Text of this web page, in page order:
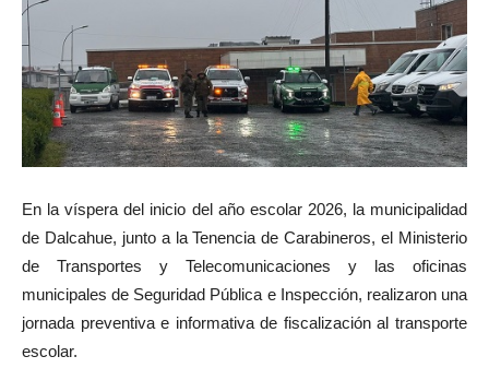
En la víspera del inicio del año escolar 2026, la municipalidad
de Dalcahue, junto a la Tenencia de Carabineros, el Ministerio
de Transportes y Telecomunicaciones y las oficinas
municipales de Seguridad Pública e Inspección, realizaron una
jornada preventiva e informativa de fiscalización al transporte
escolar.